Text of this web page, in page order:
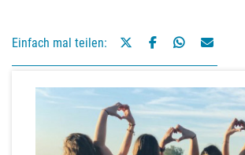
Einfach mal teilen: